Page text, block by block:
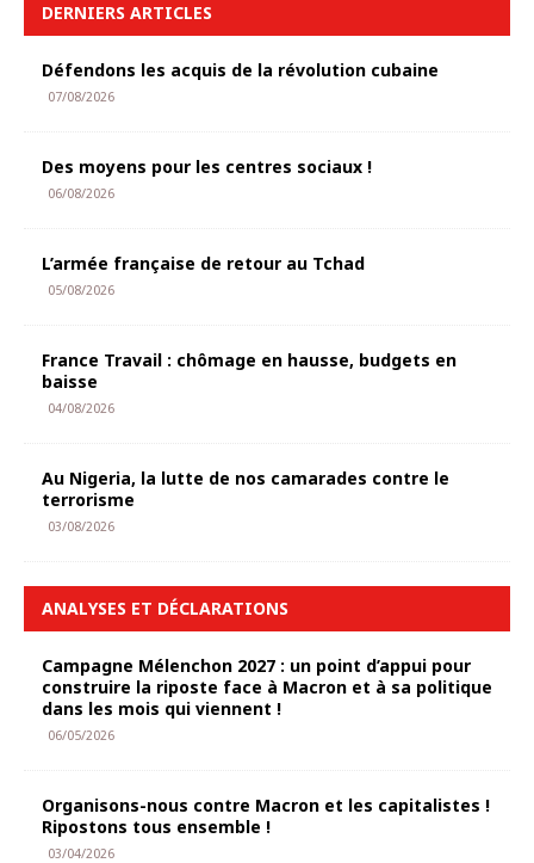
DERNIERS ARTICLES
Défendons les acquis de la révolution cubaine
07/08/2026
Des moyens pour les centres sociaux !
06/08/2026
L’armée française de retour au Tchad
05/08/2026
France Travail : chômage en hausse, budgets en
baisse
04/08/2026
Au Nigeria, la lutte de nos camarades contre le
terrorisme
03/08/2026
ANALYSES ET DÉCLARATIONS
Campagne Mélenchon 2027 : un point d’appui pour
construire la riposte face à Macron et à sa politique
dans les mois qui viennent !
06/05/2026
Organisons-nous contre Macron et les capitalistes !
Ripostons tous ensemble !
03/04/2026